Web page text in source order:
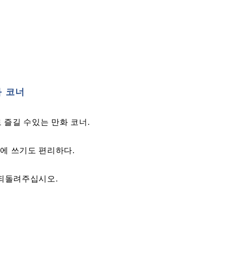
코너
즐길 수있는 만화 코너.
쓰기도 편리하다.
돌려주십시오.